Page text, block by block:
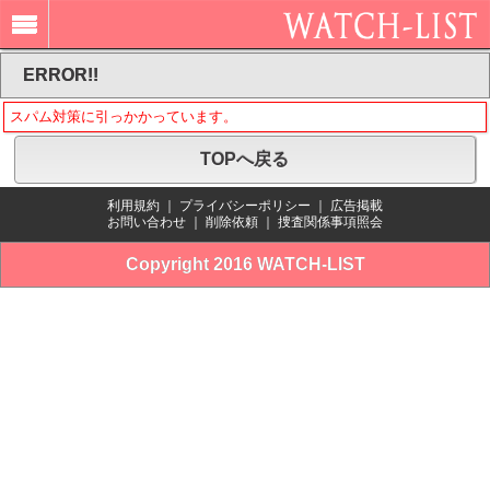
ERROR!!
スパム対策に引っかかっています。
TOPへ戻る
利用規約 プライバシーポリシー
広告掲載
お問い合わせ
削除依頼 捜査関係事項照会
Copyright 2016 WATCH-LIST